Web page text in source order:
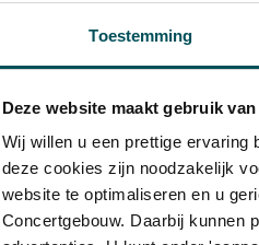
Toestemming
Deze website maakt gebruik
Wij willen u een prettige ervaring
deze cookies zijn noodzakelijk
website te optimaliseren en u
Concertgebouw. Daarbij kunnen
Tickets
Category